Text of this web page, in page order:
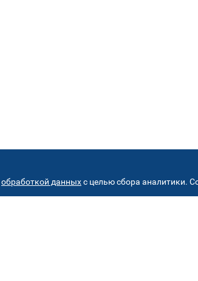
АДРЕСА НАШИХ
обработкой данныхс целью сбора аналитики.